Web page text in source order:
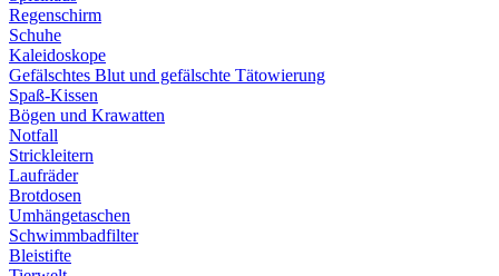
Regenschirm
Schuhe
Kaleidoskope
Gefälschtes Blut und gefälschte Tätowierung
Spaß-Kissen
Bögen und Krawatten
Notfall
Strickleitern
Laufräder
Brotdosen
Umhängetaschen
Schwimmbadfilter
Bleistifte